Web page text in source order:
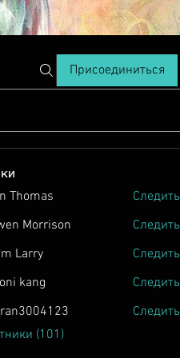
Присоединиться
Thomas
Следить
Morrison
Следить
Larry
Следить
kang
Следить
Следить
(101)